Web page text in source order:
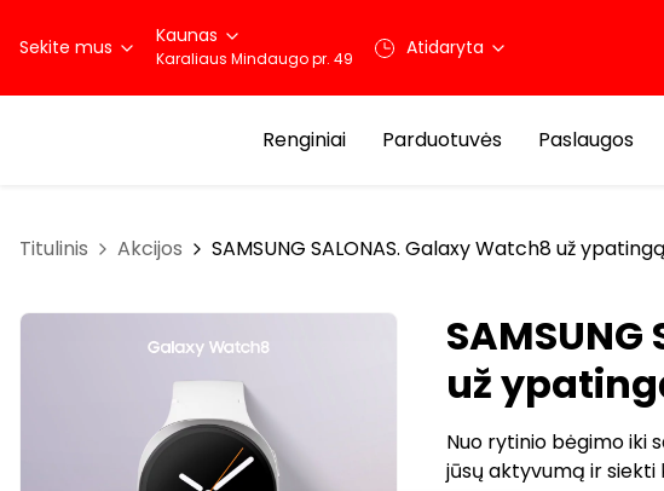
Sekite mus Kaunas
Karaliaus Mindaugo pr. 49 Atidaryta
Renginiai Parduotuvės Paslaugos
Titulinis Akcijos SAMSUNG SALONAS. Galaxy Watch8 už
už
Nuo rytinio bėgimo iki
jūsų aktyvumą ir siekti